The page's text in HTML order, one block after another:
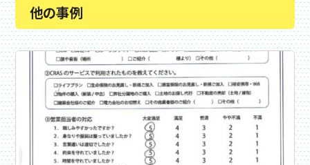
他の事例